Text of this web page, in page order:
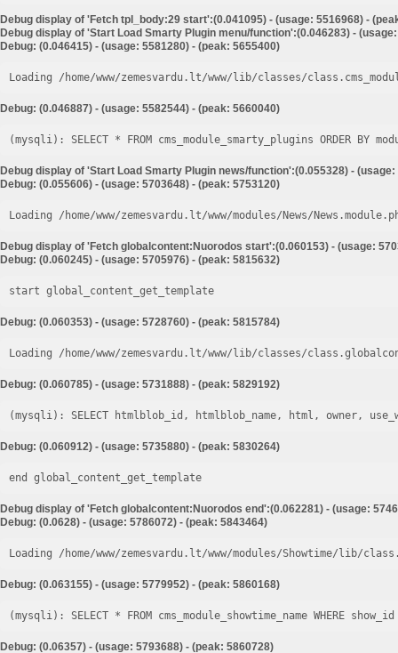
Debug display of 'Fetch tpl_body:29 start':(0.041095) - (usage: 5516968) -
Debug display of 'Start Load Smarty Plugin menu/function':(0.046283) -
Debug: (0.046415) - (usage: 5581280) - (peak: 5655400)
Loading /home/www/zemesvardu.lt/www/lib/classes/
Debug: (0.046887) - (usage: 5582544) - (peak: 5660040)
Debug display of 'Start Load Smarty Plugin news/function':(0.055328) -
Debug: (0.055606) - (usage: 5703648) - (peak: 5753120)
Loading /home/www/zemesvardu.lt/www/modules/News/
Debug display of 'Fetch globalcontent:Nuorodos start':(0.060153) - (usage:
Debug: (0.060245) - (usage: 5705976) - (peak: 5815632)
start global_content_get_template
Debug: (0.060353) - (usage: 5728760) - (peak: 5815784)
Loading /home/www/zemesvardu.lt/www/lib/classes/
Debug: (0.060785) - (usage: 5731888) - (peak: 5829192)
Debug: (0.060912) - (usage: 5735880) - (peak: 5830264)
end global_content_get_template
Debug display of 'Fetch globalcontent:Nuorodos end':(0.062281) - (usage:
Debug: (0.0628) - (usage: 5786072) - (peak: 5843464)
Loading /home/www/zemesvardu.lt/www/modules/Showtime/lib/
Debug: (0.063155) - (usage: 5779952) - (peak: 5860168)
Debug: (0.06357) - (usage: 5793688) - (peak: 5860728)